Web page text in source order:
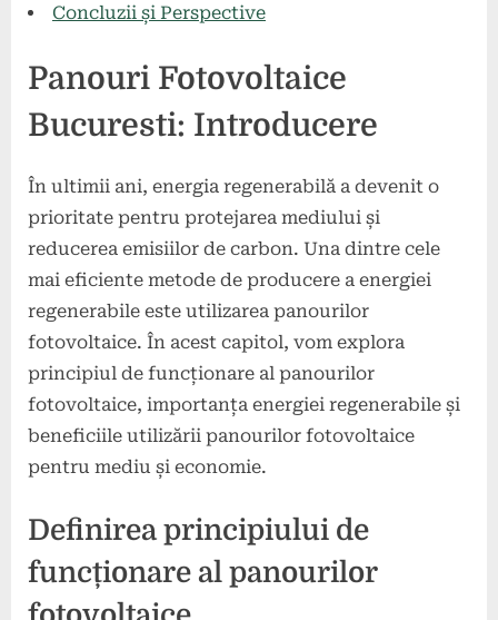
Concluzii și Perspective
Panouri Fotovoltaice
Bucuresti: Introducere
În ultimii ani, energia regenerabilă a devenit o
prioritate pentru protejarea mediului și
reducerea emisiilor de carbon. Una dintre cele
mai eficiente metode de producere a energiei
regenerabile este utilizarea panourilor
fotovoltaice. În acest capitol, vom explora
principiul de funcționare al panourilor
fotovoltaice, importanța energiei regenerabile și
beneficiile utilizării panourilor fotovoltaice
pentru mediu și economie.
Definirea principiului de
funcționare al panourilor